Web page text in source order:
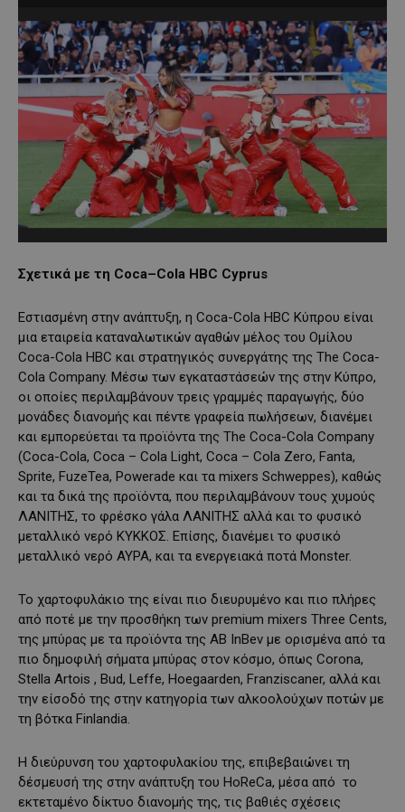
Σχετικά με τη Coca–Cola HBC Cyprus
Εστιασμένη στην ανάπτυξη, η Coca-Cola HBC Κύπρου είναι
μια εταιρεία καταναλωτικών αγαθών μέλος του Ομίλου
Coca-Cola HBC και στρατηγικός συνεργάτης της The Coca-
Cola Company. Μέσω των εγκαταστάσεών της στην Κύπρο,
οι οποίες περιλαμβάνουν τρεις γραμμές παραγωγής, δύο
μονάδες διανομής και πέντε γραφεία πωλήσεων, διανέμει
και εμπορεύεται τα προϊόντα της The Coca-Cola Company
(Coca-Cola, Coca – Cola Light, Coca – Cola Zero, Fanta,
Sprite, FuzeTea, Powerade και τα mixers Schweppes), καθώς
και τα δικά της προϊόντα, που περιλαμβάνουν τους χυμούς
ΛΑΝΙΤΗΣ, το φρέσκο ​​γάλα ΛΑΝΙΤΗΣ αλλά και το φυσικό
μεταλλικό νερό ΚΥΚΚΟΣ. Επίσης, διανέμει το φυσικό
μεταλλικό νερό ΑΥΡΑ, και τα ενεργειακά ποτά Monster.
Το χαρτοφυλάκιο της είναι πιο διευρυμένο και πιο πλήρες
από ποτέ με την προσθήκη των premium mixers Three Cents,
της μπύρας με τα προϊόντα της AB InBev με ορισμένα από τα
πιο δημοφιλή σήματα μπύρας στον κόσμο, όπως Corona,
Stella Artois , Bud, Leffe, Hoegaarden, Franziscaner, αλλά και
την είσοδό της στην κατηγορία των αλκοολούχων ποτών με
τη βότκα Finlandia.
Η διεύρυνση του χαρτοφυλακίου της, επιβεβαιώνει τη
δέσμευσή της στην ανάπτυξη του HoReCa, μέσα από το
εκτεταμένο δίκτυο διανομής της, τις βαθιές σχέσεις